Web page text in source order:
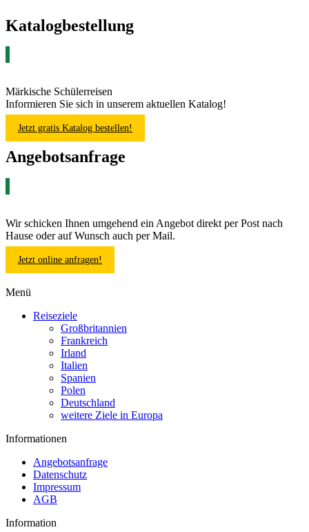
Katalogbestellung
Märkische Schülerreisen
Informieren Sie sich in unserem aktuellen Katalog!
Jetzt gratis Katalog bestellen!
Angebotsanfrage
Wir schicken Ihnen umgehend ein Angebot direkt per Post nach
Hause oder auf Wunsch auch per Mail.
Jetzt online anfragen!
Menü
Reiseziele
Großbritannien
Frankreich
Irland
Italien
Spanien
Polen
Deutschland
weitere Ziele in Europa
Informationen
Angebotsanfrage
Datenschutz
Impressum
AGB
Information